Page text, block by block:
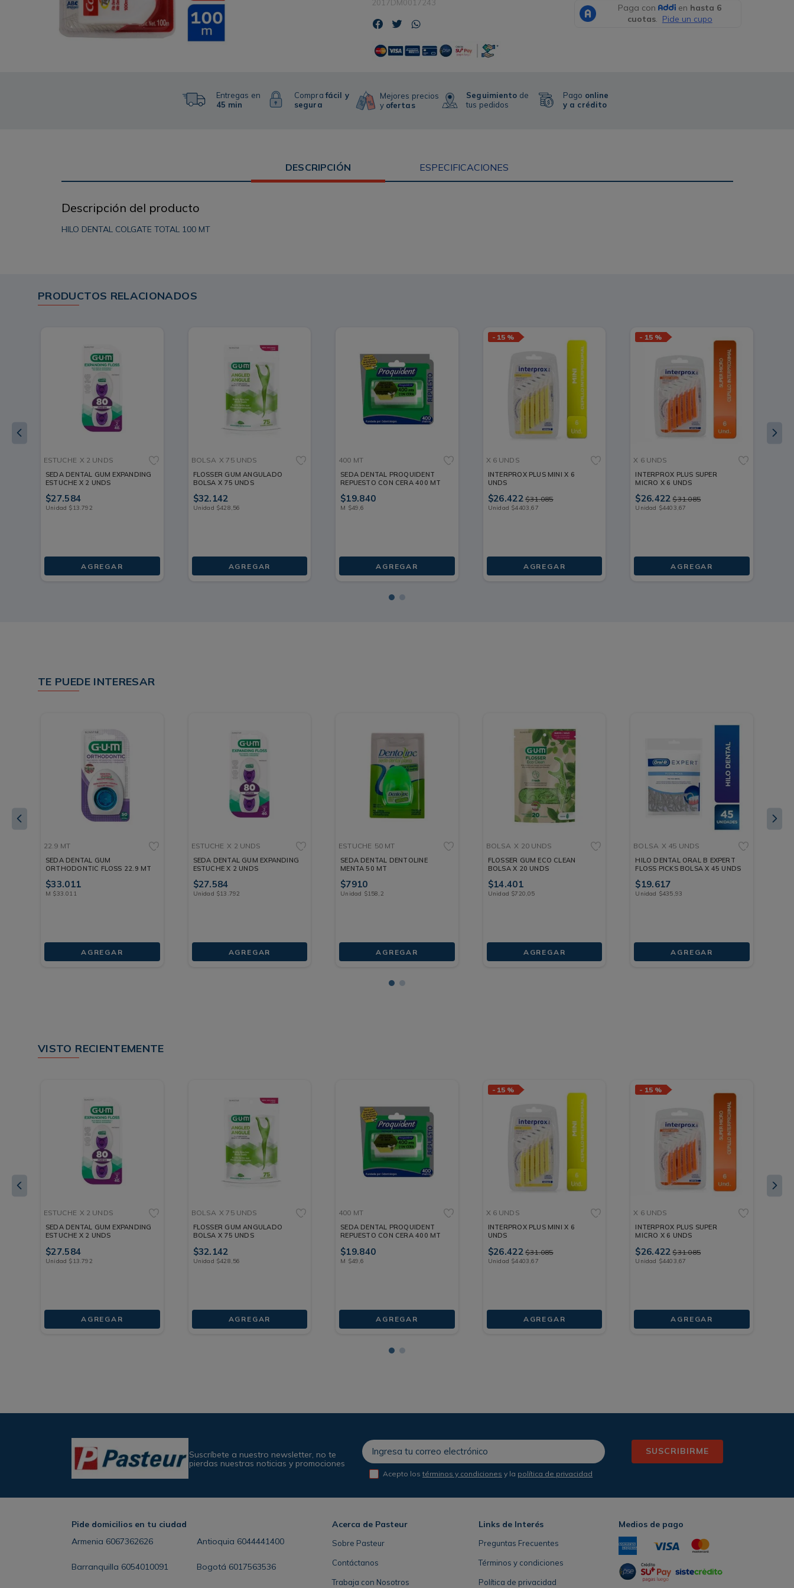
2017DM0017243
Entregas en
45 min
Comprafácil y
segura
Mejores precios
y ofertas
Seguimiento de
tus pedidos
Pago online
y a crédito
DESCRIPCIÓN ESPECIFICACIONES
Descripción del producto
HILO DENTAL COLGATE TOTAL 100 MT
PRODUCTOS RELACIONADOS
ESTUCHE X 2 UNDS
SEDA DENTAL GUM EXPANDING
ESTUCHE X 2 UNDS
$27.584
Unidad $13.792
AGREGAR
BOLSA X 75 UNDS
FLOSSER GUM ANGULADO
BOLSA X 75 UNDS
$32. 142
Unidad $428,56
AGREGAR
400 MT
SEDA DENTAL PROQUIDENT
REPUESTO CON CERA 400 MT
$19.840
M $49,6
AGREGAR
- 15 %
X 6 UNDS
INTERPROX PLUS MINI X 6
UNDS
$26.422 $31.085
Unidad $4403,67
AGREGAR
- 15 %
X 6 UNDS
INTERPROX PLUS SUPER
MICRO X 6 UNDS
$26.422 $31.085
Unidad $4403,67
AGREGAR
TE PUEDE INTERESAR
22.9 MT
SEDA DENTAL GUM
ORTHODONTIC FLOSS 22.9 MT
$33.011
M $33.011
AGREGAR
ESTUCHE X 2 UNDS
SEDA DENTAL GUM EXPANDING
ESTUCHE X 2 UNDS
$27.584
Unidad $13 .792
AGREGAR
ESTUCHE 50 MT
SEDA DENTAL DENTOLINE
MENTA 50 MT
$7910
Unidad $158,2
AGREGAR
BOLSA X 20 UNDS
FLOSSER GUM ECO CLEAN
BOLSA X 20 UNDS
$14.401
Unidad $720,05
AGREGAR
BOLSA X 45 UNDS
HILO DENTAL ORAL B EXPERT
FLOSS PICKS BOLSA X 45 UNDS
$19.617
Unidad $435,93
AGREGAR
VISTO RECIENTEMENTE
ESTUCHE X 2 UNDS
SEDA DENTAL GUM EXPANDING
ESTUCHE X 2 UNDS
$27.584
Unidad $13 .792
AGREGAR
BOLSA X 75 UNDS
FLOSSER GUM ANGULADO
BOLSA X 75 UNDS
$32. 142
Unidad $428 56
AGREGAR
400 MT
SEDA DENTAL PROQUIDENT
REPUESTO CON CERA 400 MT
$19.840
M $49 ,6
AGREGAR
- 15 %
X 6 UNDS
INTERPROX PLUS MINI X 6
UNDS
$26.422 $31.085
Unidad $4403 ,67
AGREGAR
- 15 %
X 6 UNDS
INTERPROX PLUS SUPER
MICRO X 6 UNDS
$26.422 $31.085
Unidad $4403 67
AGREGAR
Suscríbete a nuestro newsletter, no te
pierdas nuestras noticias y promociones
SUSCRIBIRME
Acepto lostérminos y condiciones y la política de privacidad
Pide domicilios en tu ciudad
Armenia 6067362626 Antioquia 6044441400
Barranquilla 6054010091 Bogotá 6017563536
Acerca de Pasteur
Sobre Pasteur
Contáctanos
Trabaja con Nosotros
Links de Interés
Preguntas Frecuentes
Términos y condiciones
Política de privacidad
Medios de pago